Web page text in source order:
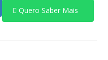
Quero Saber Mais